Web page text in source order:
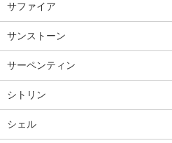
サファイア
サンストーン
サーペンティン
シトリン
シェル